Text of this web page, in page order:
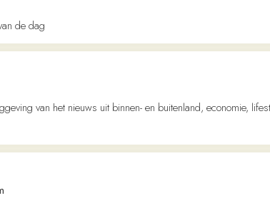
toegankelijk, comfortabel en goedkoop
- Leer Nederlands luisteren!
onderwerpen, gratis transcripties op de website!
op Metronieuws.nl
Toegankelijk, mensgericht en verrassend. We inspireren, informeren